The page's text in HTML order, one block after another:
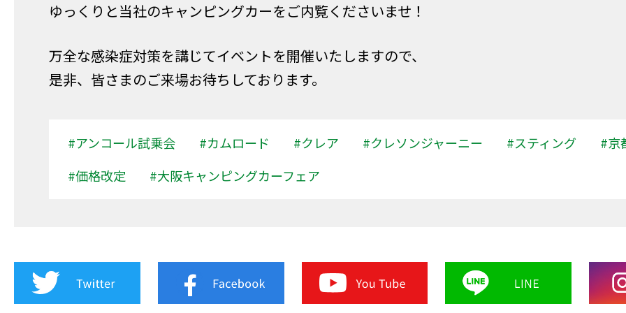
ゆっくりと当社のキャンピングカーをご内覧くださいませ！
万全な感染症対策を講じてイベントを開催いたしますので、
是非、皆さまのご来場お待ちしております。
#アンコール試乗会 #カムロード #クレア #クレソンジャーニー #スティング
#京
#価格改定
#大阪キャンピングカーフェア